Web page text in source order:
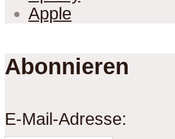
Apple
Abonnieren
E-Mail-Adresse: